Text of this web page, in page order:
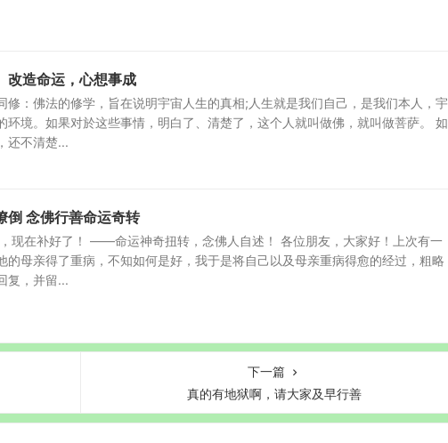
造命运，心想事成
修：佛法的修学，旨在说明宇宙人生的真相;人生就是我们自己，是我们本人，宇
环境。如果对於这些事情，明白了、清楚了，这个人就叫做佛，就叫做菩萨。 如
还不清楚...
倒 念佛行善命运奇转
现在补好了！ ——命运神奇扭转，念佛人自述！ 各位朋友，大家好！上次有一
的母亲得了重病，不知如何是好，我于是将自己以及母亲重病得愈的经过，粗略
复，并留...
下一篇
真的有地狱啊，请大家及早行善